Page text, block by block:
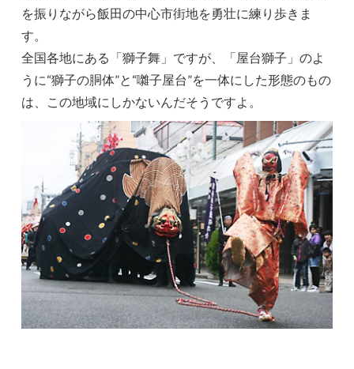
を振りながら飯田の中心市街地を勇壮に練り歩きま
す。
全国各地にある「獅子舞」ですが、「屋台獅子」のよ
うに“獅子の胴体”と“囃子屋台”を一体にした形態のもの
は、この地域にしかないんだそうですよ。